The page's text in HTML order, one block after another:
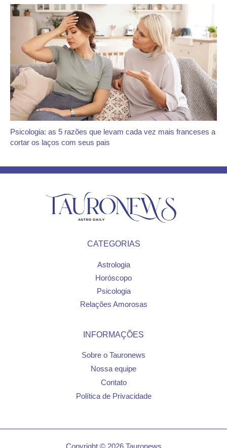
Psicologia: as 5 razões que levam cada vez mais franceses a
cortar os laços com seus pais
CATEGORIAS
Astrologia
Horóscopo
Psicologia
Relações Amorosas
INFORMAÇÕES
Sobre o Tauronews
Nossa equipe
Contato
Política de Privacidade
Copyright © 2026 Tauronews